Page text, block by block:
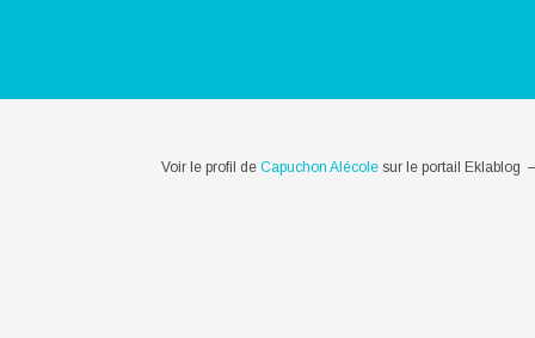
Voir le profil de Capuchon Alécolesur le portail Eklablog